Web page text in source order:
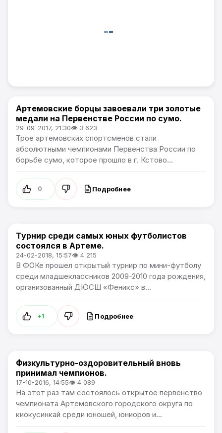
Спорт
Артемовские борцы завоевали три золотые
медали на Первенстве России по сумо.
29-09-2017, 21:30👁 3 623
Трое артемовских спортсменов стали
абсолютными чемпионами Первенства России по
борьбе сумо, которое прошло в г. Кстово...
0 Подробнее
Спорт
Турнир среди самых юных футболистов
состоялся в Артеме.
24-02-2018, 15:57👁 4 215
В ФОКе прошел открытый турнир по мини-футболу
среди младшеклассников 2009-2010 года рождения,
организованный ДЮСШ «Феникс» в...
+1 Подробнее
Спорт
Физкультурно-оздоровительный вновь
принимал чемпионов.
17-10-2016, 14:55👁 4 089
На этот раз там состоялось открытое первенство
чемпионата Артемовского городского округа по
киокусинкай среди юношей, юниоров и...